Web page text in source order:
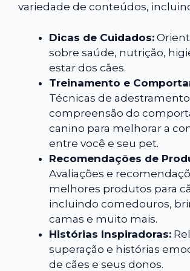
variedade de conteúdos,
Dicas de Cuidados:
sobre saúde, nutrição,
estar dos cães.
Treinamento e
Técnicas de
compreensão do
canino para melhorar a
entre você e seu pet.
Recomendações de
Avaliações e
melhores produtos para
incluindo comedouros,
camas e muito mais.
Histórias Inspiradoras:
superação e histórias
de cães e seus donos.